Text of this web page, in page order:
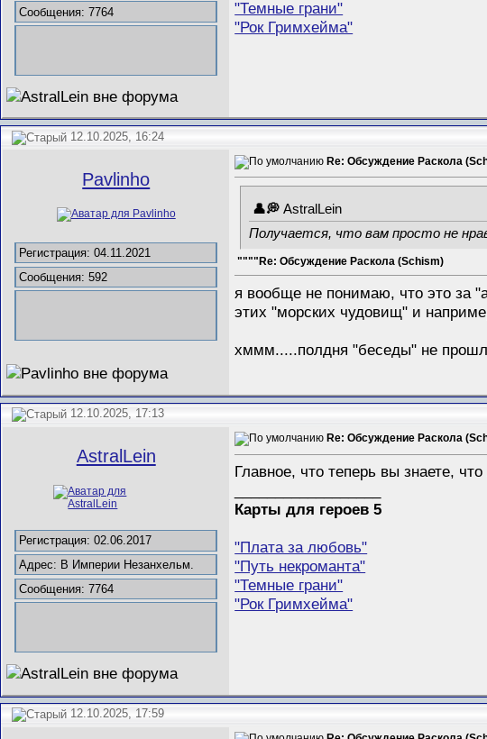
Сообщения: 7764
"Темные грани"
"Рок Гримхейма"
12.10.2025, 16:24
Pavlinho
Регистрация: 04.11.2021
Сообщения: 592
Re: Обсуждение Раскола
AstralLein
Получается, что вам просто не
""""Re: Обсуждение Раскола (Schism)
я вообще не понимаю, что это за
этих "морских чудовищ" и
хммм.....полдня "беседы" не
12.10.2025, 17:13
AstralLein
Регистрация: 02.06.2017
Адрес: В Империи Незанхельм.
Сообщения: 7764
Re: Обсуждение Раскола
Главное, что теперь вы знаете,
Карты для героев 5
"Плата за любовь"
"Путь некроманта"
"Темные грани"
"Рок Гримхейма"
12.10.2025, 17:59